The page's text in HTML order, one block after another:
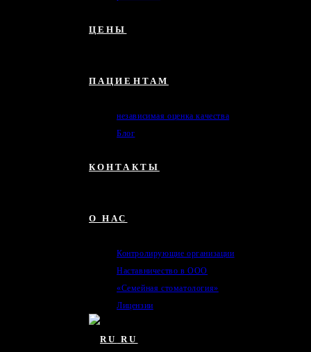
ЦЕНЫ
ПАЦИЕНТАМ
независимая оценка качества
Блог
КОНТАКТЫ
О НАС
Контролирующие организации
Наставничество в ООО
«Семейная стоматология»
Лицензии
RU